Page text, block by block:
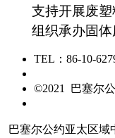
支持开展废塑
组织承办固体
TEL：86-10-
©2021 巴塞尔
巴塞尔公约亚太区域